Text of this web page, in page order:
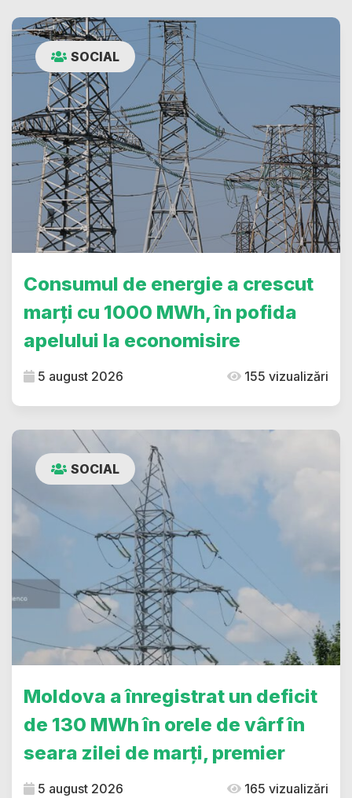
SOCIAL
Consumul de energie a crescut
marți cu 1000 MWh, în pofida
apelului la economisire
5 august 2026 155 vizualizări
SOCIAL
Moldova a înregistrat un deficit
de 130 MWh în orele de vârf în
seara zilei de marți, premier
5 august 2026 165 vizualizări